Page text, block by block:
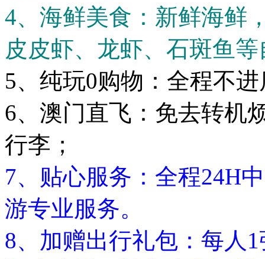
4、海鲜美食：新鲜海鲜
皮皮虾、龙虾、石斑鱼
5、纯玩0购物：全程不
6、澳门直飞：免去转机
行李；
7、贴心服务：全程24H
游专业服务。
8、加赠出行礼包：每人